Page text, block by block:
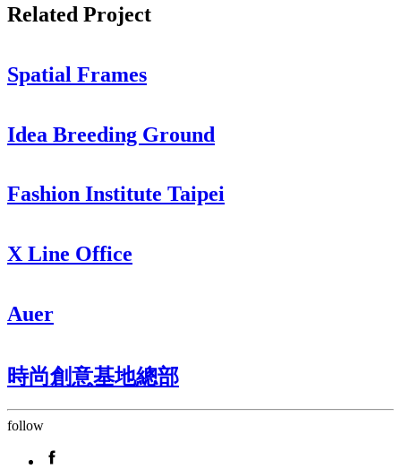
Related Project
Spatial Frames
Idea Breeding Ground
Fashion Institute Taipei
X Line Office
Auer
時尚創意基地總部
follow